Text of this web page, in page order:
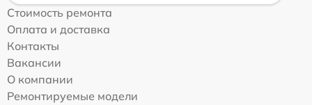
Стоимость ремонта
Оплата и доставка
Контакты
Вакансии
О компании
Ремонтируемые модели